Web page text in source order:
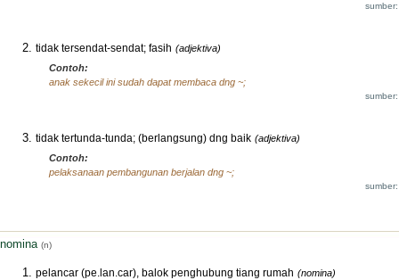
tidak tersendat-sendat; fasih (adjektiva)
Contoh:
anak sekecil ini sudah dapat membaca dng ~;
tidak tertunda-tunda; (berlangsung) dng baik (adjektiva)
Contoh:
pelaksanaan pembangunan berjalan dng ~;
nomina (n)
pelancar (pe.lan.car), balok penghubung tiang rumah (nomina)